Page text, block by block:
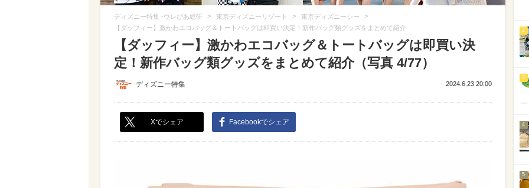
ディズニー特集 -ウレぴあ総研 > 東京ディズニーリゾート > 東京ディズニーシー >
【ダッフィー】激かわエコバッグ＆トートバッグは即買い決定！新作バッグ類グッズをまとめて紹介
【ダッフィー】激かわエコバッグ＆トートバッグは即買い決
定！新作バッグ類グッズをまとめて紹介（写真 4/77）
ディズニー特集 2024.6.23 20:00
Xでシェア Facebookでシェア
2
3
4
5